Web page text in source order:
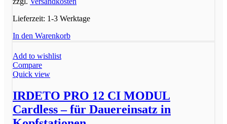
Lieferzeit: 1-3 Werktage
In den Warenkorb
Add to wishlist
Compare
Quick view
IRDETO PRO 12 CI MODUL
Cardless – für Dauereinsatz in